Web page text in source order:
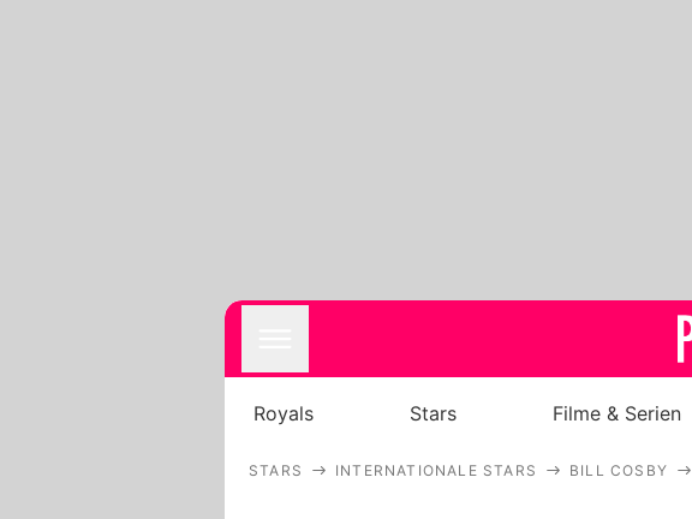
Royals Stars Filme & Serien
STARS INTERNATIONALE STARS BILL COSBY